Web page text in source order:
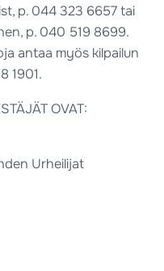
p. 044 323 6657 tai
p. 040 519 8699.
antaa myös kilpailun
1901.
OVAT:
Urheilijat